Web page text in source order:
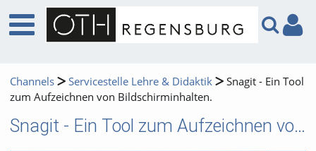
Channels Servicestelle Lehre & Didaktik
Snagit - Ein Tool
zum Aufzeichnen von Bildschirminhalten.
Snagit - Ein Tool zum Aufzeichnen von Bildschirminhalten.